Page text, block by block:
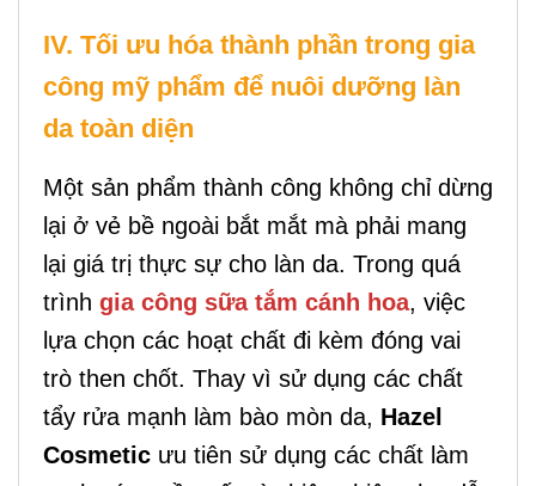
IV. Tối ưu hóa thành phần trong gia
công mỹ phẩm để nuôi dưỡng làn
da toàn diện
Một sản phẩm thành công không chỉ dừng
lại ở vẻ bề ngoài bắt mắt mà phải mang
lại giá trị thực sự cho làn da. Trong quá
trình gia công sữa tắm cánh hoa, việc
lựa chọn các hoạt chất đi kèm đóng vai
trò then chốt. Thay vì sử dụng các chất
tẩy rửa mạnh làm bào mòn da, Hazel
Cosmetic ưu tiên sử dụng các chất làm